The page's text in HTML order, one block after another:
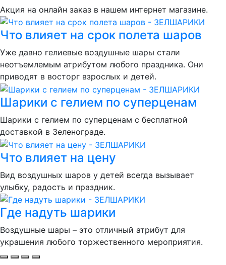
Акция на онлайн заказ в нашем интернет магазине.
Что влияет на срок полета шаров
Уже давно гелиевые воздушные шары стали
неотъемлемым атрибутом любого праздника. Они
приводят в восторг взрослых и детей.
Шарики с гелием по суперценам
Шарики с гелием по суперценам с бесплатной
доставкой в Зеленограде.
Что влияет на цену
Вид воздушных шаров у детей всегда вызывает
улыбку, радость и праздник.
Где надуть шарики
Воздушные шары – это отличный атрибут для
украшения любого торжественного мероприятия.